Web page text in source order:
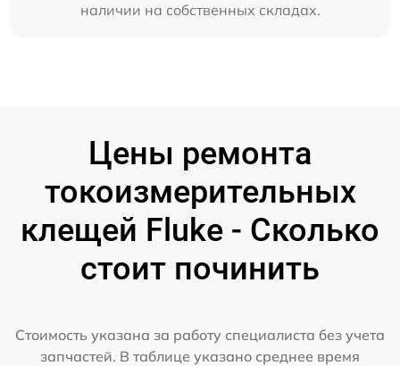
наличии на собственных складах.
Цены ремонта
токоизмерительных
клещей Fluke - Сколько
стоит починить
Стоимость указана за работу специалиста без учета
запчастей. В таблице указано среднее время